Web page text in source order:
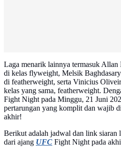
Laga menarik lainnya termasuk
di kelas flyweight, Melsik
di featherweight, serta Vinicius
kelas yang sama, featherweight.
Fight Night pada Minggu, 21 Juni
pertarungan yang komplit dan wajib
akhir!
Berikut adalah jadwal dan link siaran
dari ajang UFC Fight Night pada